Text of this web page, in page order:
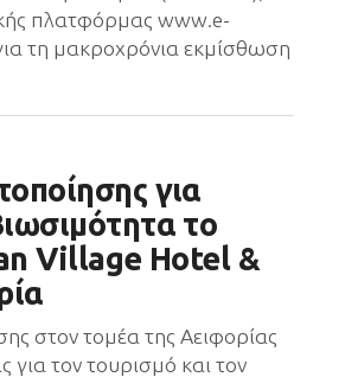
πλατφόρμας www.e-
τη μακροχρόνια εκμίσθωση
για
το
Village Hotel &
στον τομέα της Αειφορίας
για τον τουρισμό και τον